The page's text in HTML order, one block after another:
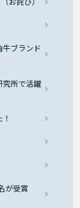
牛ブランド
究所で活躍
が受賞